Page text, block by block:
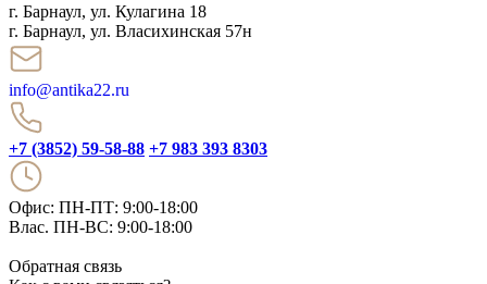
г. Барнаул, ул. Кулагина 18
г. Барнаул, ул. Власихинская 57н
info@antika22.ru
+7 (3852) 59-58-88 +7 983 393 8303
Офис: ПН-ПТ: 9:00-18:00
Влас. ПН-ВС: 9:00-18:00
Обратная связь